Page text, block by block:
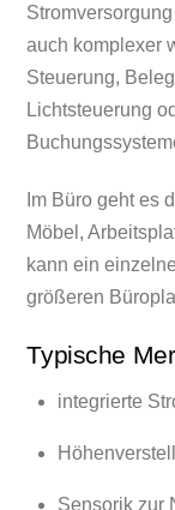
auch komplexer
Steuerung,
Lichtsteuerung
Im Büro geht es
Möbel,
kann ein
größeren
Typische
integrierte
Sensorik zur